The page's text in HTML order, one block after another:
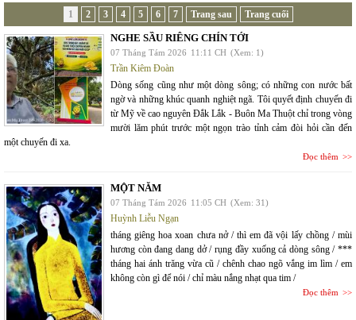
1 2 3 4 5 6 7 Trang sau Trang cuối
NGHE SẦU RIÊNG CHÍN TỚI
07 Tháng Tám 2026 11:11 CH (Xem: 1)
Trần Kiêm Đoàn
Dòng sống cũng như một dòng sông; có những con nước bất
ngờ và những khúc quanh nghiệt ngã. Tôi quyết định chuyến đi
từ Mỹ về cao nguyên Đắk Lắk - Buôn Ma Thuột chỉ trong vòng
mười lăm phút trước một ngọn trào tỉnh cảm đòi hỏi cần đến
một chuyến đi xa.
Đọc thêm
MỘT NĂM
07 Tháng Tám 2026 11:05 CH (Xem: 31)
Huỳnh Liễu Ngạn
tháng giêng hoa xoan chưa nở / thì em đã vội lấy chồng / mùi
hương còn đang dang dở / rụng đầy xuống cả dòng sông / ***
tháng hai ánh trăng vừa cũ / chênh chao ngõ vắng im lìm / em
không còn gì để nói / chỉ màu nắng nhạt qua tim /
Đọc thêm